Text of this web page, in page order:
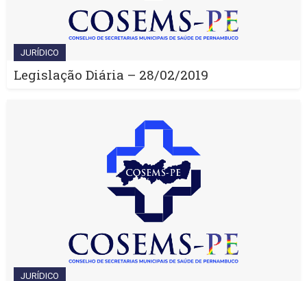
JURÍDICO
Legislação Diária – 28/02/2019
JURÍDICO